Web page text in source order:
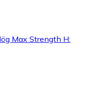
Max Strength H: